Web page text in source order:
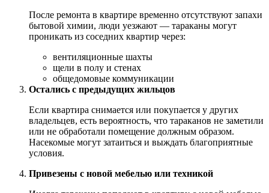
После ремонта в квартире временно отсутствуют запахи
бытовой химии, люди уезжают — тараканы могут
проникать из соседних квартир через:
вентиляционные шахты
щели в полу и стенах
общедомовые коммуникации
Остались с предыдущих жильцов
Если квартира снимается или покупается у других
владельцев, есть вероятность, что тараканов не заметили
или не обработали помещение должным образом.
Насекомые могут затаиться и выждать благоприятные
условия.
Привезены с новой мебелью или техникой